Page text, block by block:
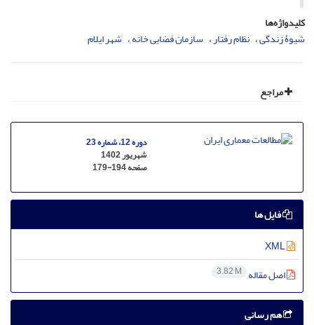
کلیدواژه‌ها
شیوۀ زندگی نظام رفتار سازمان فضایی خانه شهر ایلام
مراجع
دوره 12، شماره 23
شهریور 1402
صفحه179-194
فایل ها
اصل مقاله 3.82 M
هم رسانی